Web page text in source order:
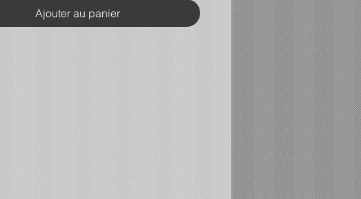
Ajouter au panier